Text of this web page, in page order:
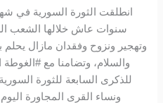
سنوات عاش خلالها الشعب
وتهجير ونزوح وفقدان مازال يحلم
والسلام، وتضامنا مع
للذكرى السابعة للثورة
ونساء القرى المجاورة اليوم الخميس 15/3/